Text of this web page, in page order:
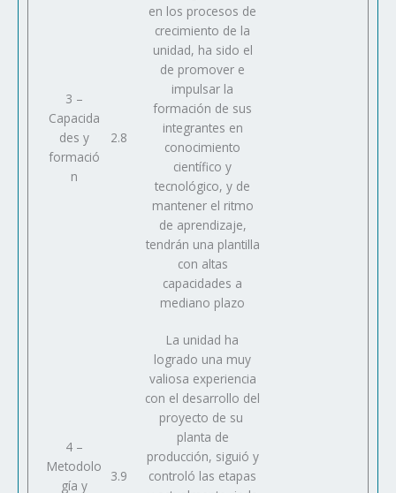
3 –
Capacida
des y
formació
n
2.8
en los procesos de
crecimiento de la
unidad, ha sido el
de promover e
impulsar la
formación de sus
integrantes en
conocimiento
científico y
tecnológico, y de
mantener el ritmo
de aprendizaje,
tendrán una plantilla
con altas
capacidades a
mediano plazo
4 –
Metodolo
gía y
3.9
La unidad ha
logrado una muy
valiosa experiencia
con el desarrollo del
proyecto de su
planta de
producción, siguió y
controló las etapas